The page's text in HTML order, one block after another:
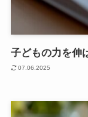
子どもの力を伸
07.06.2025